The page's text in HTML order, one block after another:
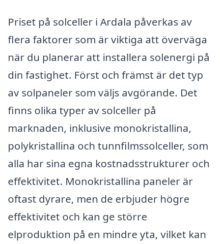
Priset på solceller i Ardala påverkas av
flera faktorer som är viktiga att överväga
när du planerar att installera solenergi på
din fastighet. Först och främst är det typ
av solpaneler som väljs avgörande. Det
finns olika typer av solceller på
marknaden, inklusive monokristallina,
polykristallina och tunnfilmssolceller, som
alla har sina egna kostnadsstrukturer och
effektivitet. Monokristallina paneler är
oftast dyrare, men de erbjuder högre
effektivitet och kan ge större
elproduktion på en mindre yta, vilket kan